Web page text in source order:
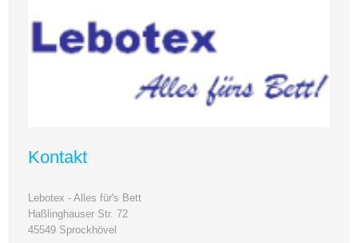
Kontakt
Lebotex - Alles für's Bett
Haßlinghauser Str. 72
45549 Sprockhövel